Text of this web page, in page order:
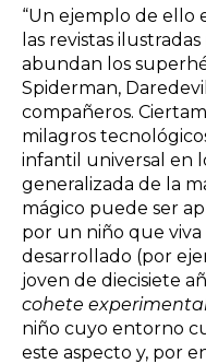
“Un ejemplo de ello
las revistas
abundan los
Spiderman,
compañeros.
milagros
infantil universal en
generalizada de la
mágico puede ser
por un niño que
desarrollado (por
joven de diecisiete
cohete
niño cuyo entorno
este aspecto y, por